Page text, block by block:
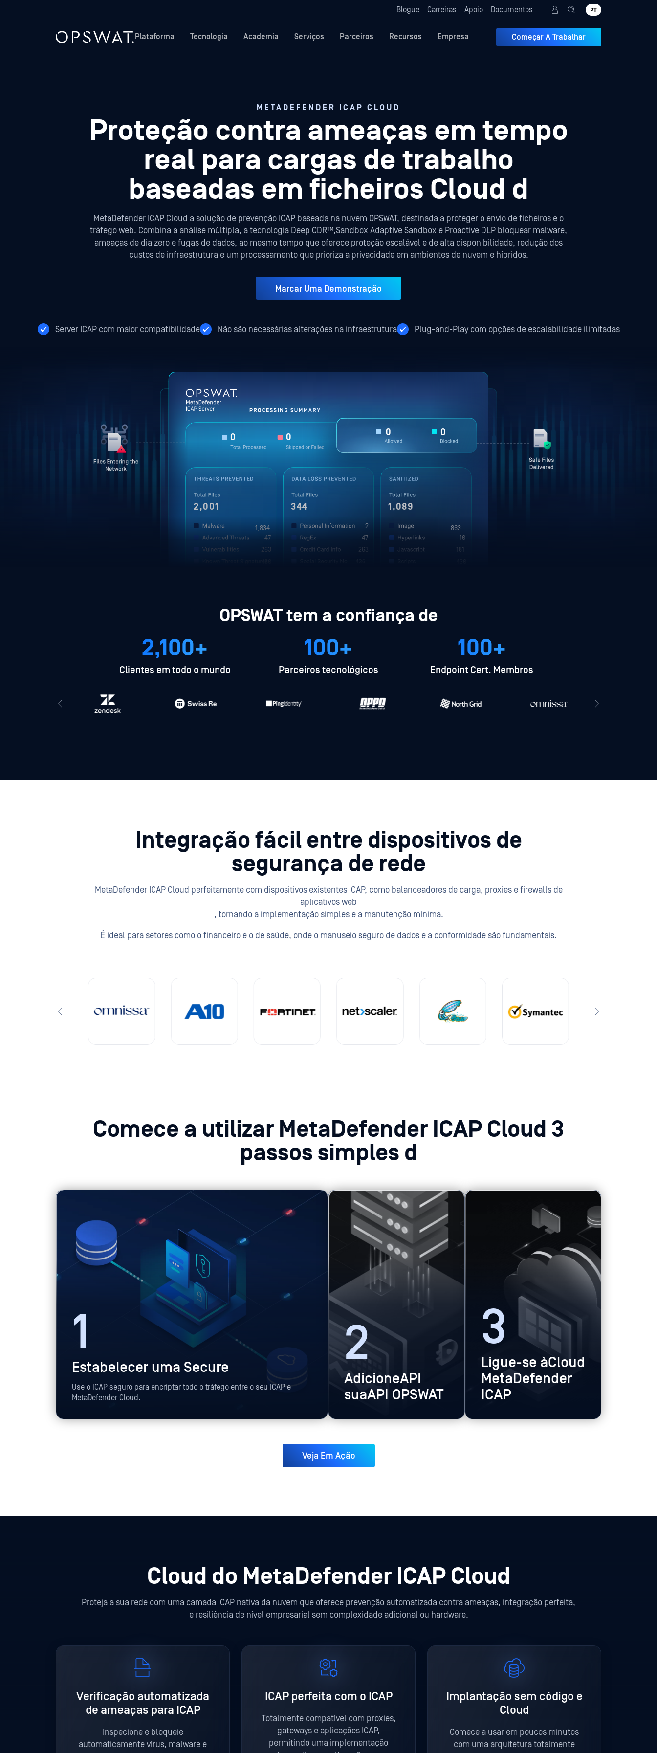
Blogue Carreiras Apoio Documentos PT
Plataforma Tecnologia Academia Serviços Parceiros Recursos Empresa Começar A Trabalhar
METADEFENDER ICAP CLOUD
Proteção contra ameaças em tempo
real para cargas de trabalho
baseadas em ficheiros Cloud d
MetaDefender ICAP Cloud a solução de prevenção ICAP baseada na nuvem OPSWAT, destinada a proteger o envio de ficheiros e o
tráfego web. Combina a análise múltipla, a tecnologia Deep CDR™,Sandbox Adaptive Sandbox e Proactive DLP bloquear malware,
ameaças de dia zero e fugas de dados, ao mesmo tempo que oferece proteção escalável e de alta disponibilidade, redução dos
custos de infraestrutura e um processamento que prioriza a privacidade em ambientes de nuvem e híbridos.
Marcar Uma Demonstração
Server ICAP com maior compatibilidade Não são necessárias alterações na infraestrutura Plug-and-Play com opções de escalabilidade ilimitadas
134,785 5
2,001
1,834
47
263
344
2
47
263
1,578
1,251
23
263
131,085 2,339
OPSWAT tem a confiança de
2,100+
Clientes em todo o mundo
100+
Parceiros tecnológicos
100+
Endpoint Cert. Membros
Integração fácil entre dispositivos de
segurança de rede
MetaDefender ICAP Cloud perfeitamente com dispositivos existentes ICAP, como balanceadores de carga, proxies e firewalls de
aplicativos web
, tornando a implementação simples e a manutenção mínima.
É ideal para setores como o financeiro e o de saúde, onde o manuseio seguro de dados e a conformidade são fundamentais.
Comece a utilizar MetaDefender ICAP Cloud 3
passos simples d
1
Estabelecer uma Secure
Use o ICAP seguro para encriptar todo o tráfego entre o seu ICAP e
MetaDefender Cloud.
2
AdicioneAPI
suaAPI OPSWAT
3
Ligue-se àCloud
MetaDefender
ICAP
Veja Em Ação
Cloud do MetaDefender ICAP Cloud
Proteja a sua rede com uma camada ICAP nativa da nuvem que oferece prevenção automatizada contra ameaças, integração perfeita,
e resiliência de nível empresarial sem complexidade adicional ou hardware.
Verificação automatizada
de ameaças para ICAP
Inspecione e bloqueie
automaticamente vírus, malware e
ICAP perfeita com o ICAP
Totalmente compatível com proxies,
gateways e aplicações ICAP,
permitindo uma implementação
Implantação sem código e
Cloud
Comece a usar em poucos minutos
com uma arquitetura totalmente